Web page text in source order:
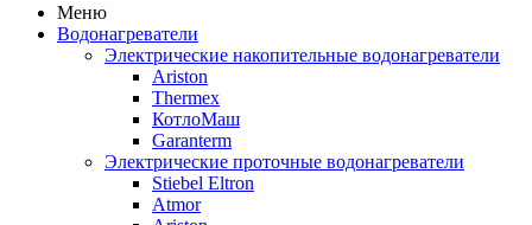
Меню
Водонагреватели
Электрические накопительные водонагреватели
Ariston
Thermex
КотлоМаш
Garanterm
Электрические проточные водонагреватели
Stiebel Eltron
Atmor